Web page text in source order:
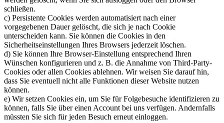
schließen.
c) Persistente Cookies werden automatisiert nach einer
vorgegebenen Dauer gelöscht, die sich je nach Cookie
unterscheiden kann. Sie können die Cookies in den
Sicherheitseinstellungen Ihres Browsers jederzeit löschen.
d) Sie können Ihre Browser-Einstellung entsprechend Ihren
Wünschen konfigurieren und z. B. die Annahme von Third-Party-
Cookies oder allen Cookies ablehnen. Wir weisen Sie darauf hin,
dass Sie eventuell nicht alle Funktionen dieser Website nutzen
können.
e) Wir setzen Cookies ein, um Sie für Folgebesuche identifizieren zu
können, falls Sie über einen Account bei uns verfügen. Andernfalls
müssten Sie sich für jeden Besuch erneut einloggen.